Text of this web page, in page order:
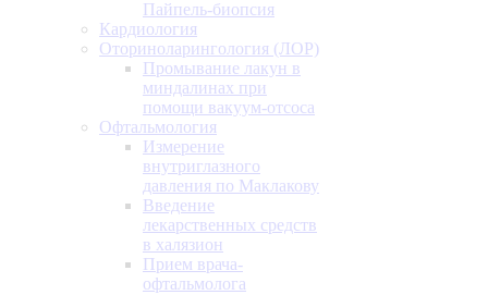
Пайпель-биопсия
Кардиология
Оториноларингология (ЛОР)
Промывание лакун в
миндалинах при
помощи вакуум-отсоса
Офтальмология
Измерение
внутриглазного
давления по Маклакову
Введение
лекарственных средств
в халязион
Прием врача-
офтальмолога